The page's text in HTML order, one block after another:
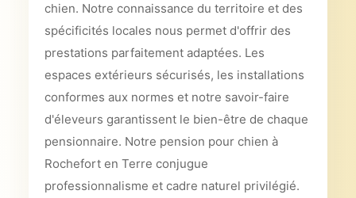
chien. Notre connaissance du territoire et des
spécificités locales nous permet d'offrir des
prestations parfaitement adaptées. Les
espaces extérieurs sécurisés, les installations
conformes aux normes et notre savoir-faire
d'éleveurs garantissent le bien-être de chaque
pensionnaire. Notre pension pour chien à
Rochefort en Terre conjugue
professionnalisme et cadre naturel privilégié.